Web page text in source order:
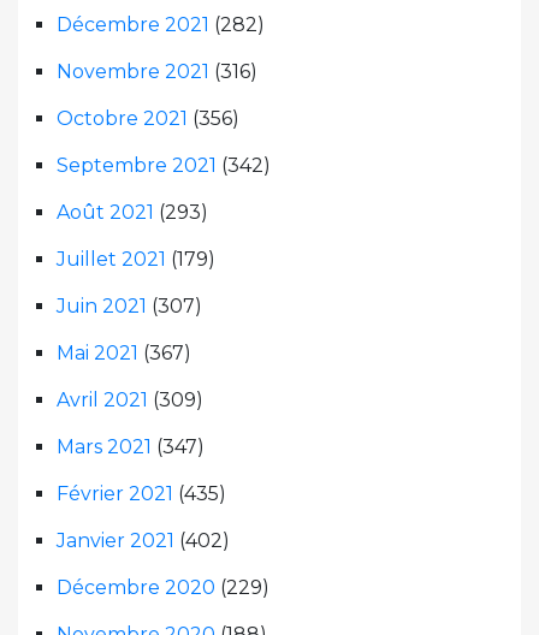
Décembre 2021 (282)
Novembre 2021 (316)
Octobre 2021 (356)
Septembre 2021 (342)
Août 2021 (293)
Juillet 2021 (179)
Juin 2021 (307)
Mai 2021 (367)
Avril 2021 (309)
Mars 2021 (347)
Février 2021 (435)
Janvier 2021 (402)
Décembre 2020 (229)